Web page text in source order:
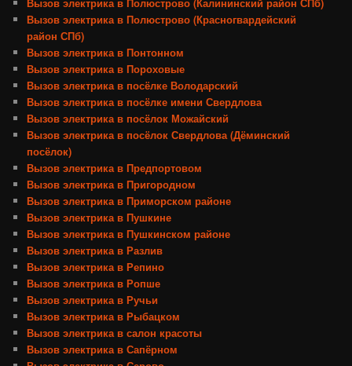
Вызов электрика в Полюстрово (Калининский район СПб)
Вызов электрика в Полюстрово (Красногвардейский
район СПб)
Вызов электрика в Понтонном
Вызов электрика в Пороховые
Вызов электрика в посёлке Володарский
Вызов электрика в посёлке имени Свердлова
Вызов электрика в посёлок Можайский
Вызов электрика в посёлок Свердлова (Дёминский
посёлок)
Вызов электрика в Предпортовом
Вызов электрика в Пригородном
Вызов электрика в Приморском районе
Вызов электрика в Пушкине
Вызов электрика в Пушкинском районе
Вызов электрика в Разлив
Вызов электрика в Репино
Вызов электрика в Ропше
Вызов электрика в Ручьи
Вызов электрика в Рыбацком
Вызов электрика в салон красоты
Вызов электрика в Сапёрном